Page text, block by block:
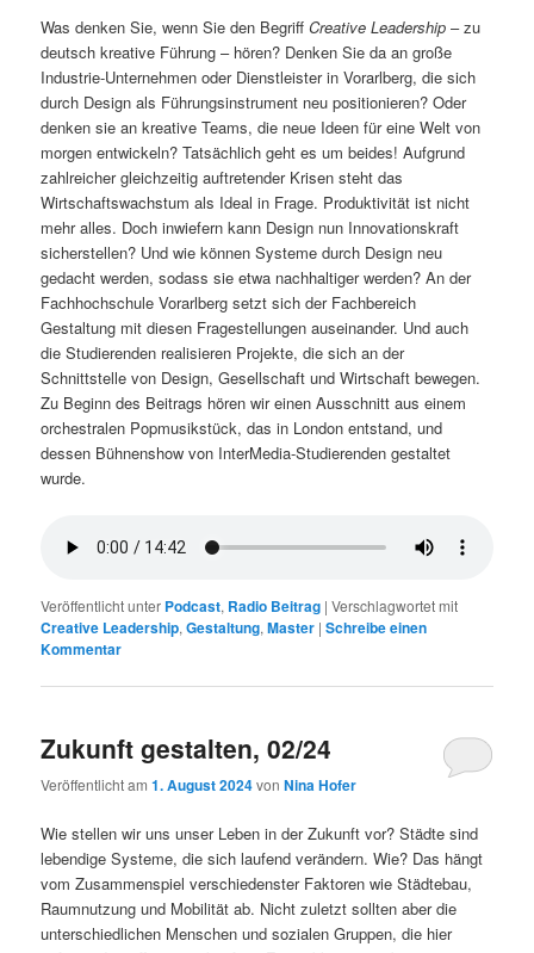
Was denken Sie, wenn Sie den BegriffCreative Leadership – zu
deutsch kreative Führung – hören? Denken Sie da an große
Industrie-Unternehmen oder Dienstleister in Vorarlberg, die sich
durch Design als Führungsinstrument neu positionieren? Oder
denken sie an kreative Teams, die neue Ideen für eine Welt von
morgen entwickeln? Tatsächlich geht es um beides! Aufgrund
zahlreicher gleichzeitig auftretender Krisen steht das
Wirtschaftswachstum als Ideal in Frage. Produktivität ist nicht
mehr alles. Doch inwiefern kann Design nun Innovationskraft
sicherstellen? Und wie können Systeme durch Design neu
gedacht werden, sodass sie etwa nachhaltiger werden? An der
Fachhochschule Vorarlberg setzt sich der Fachbereich
Gestaltung mit diesen Fragestellungen auseinander. Und auch
die Studierenden realisieren Projekte, die sich an der
Schnittstelle von Design, Gesellschaft und Wirtschaft bewegen.
Zu Beginn des Beitrags hören wir einen Ausschnitt aus einem
orchestralen Popmusikstück, das in London entstand, und
dessen Bühnenshow von InterMedia-Studierenden gestaltet
wurde.
Veröffentlicht unter Podcast, Radio Beitrag |Verschlagwortet mit
Creative Leadership,Gestaltung,Master |Schreibe einen
Kommentar
Zukunft gestalten, 02/24
Veröffentlicht am1. August 2024vonNina Hofer
Wie stellen wir uns unser Leben in der Zukunft vor? Städte sind
lebendige Systeme, die sich laufend verändern. Wie? Das hängt
vom Zusammenspiel verschiedenster Faktoren wie Städtebau,
Raumnutzung und Mobilität ab. Nicht zuletzt sollten aber die
unterschiedlichen Menschen und sozialen Gruppen, die hier